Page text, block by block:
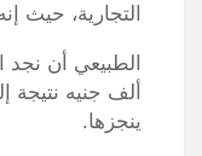
التجارية، حيث
ألف جنيه نتيجة
ينجزها.